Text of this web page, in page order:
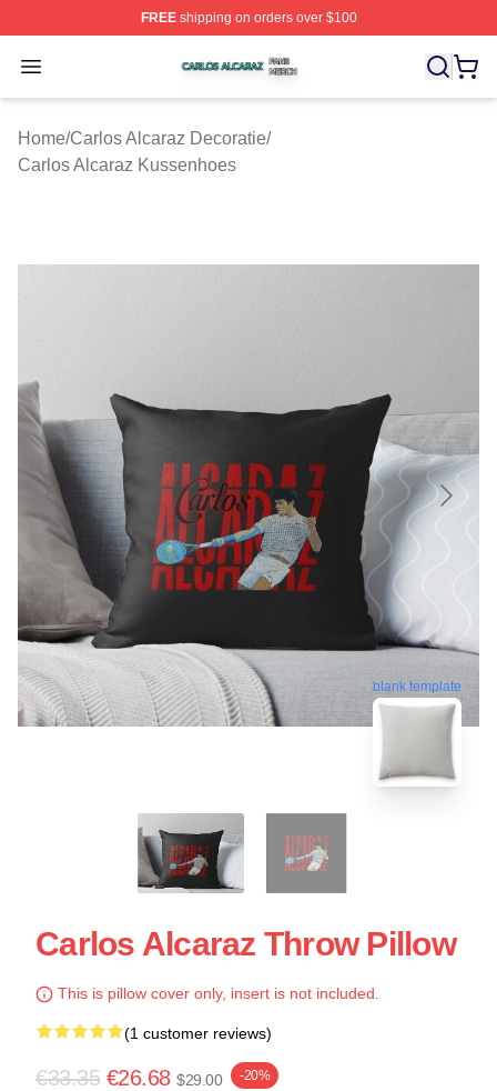
FREEshipping on orders over $100
Open menu
Carlos Alcaraz Shop ⚡️ Officially Licensed Carlos
Home/Carlos Alcaraz Decoratie/
Carlos Alcaraz Kussenhoes
blank template
Carlos Alcaraz Throw Pillow
This is pillow cover only, insert is not included.
(1 customer reviews)
€33.35 €26.68 $29.00 -20%